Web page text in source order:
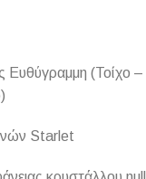
Ευθύγραμμη (Τοίχο
Starlet